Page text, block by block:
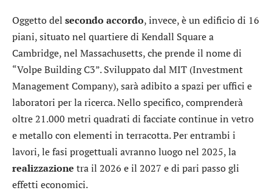
Oggetto del secondo accordo, invece, è un edificio di 16
piani, situato nel quartiere di Kendall Square a
Cambridge, nel Massachusetts, che prende il nome di
“Volpe Building C3”. Sviluppato dal MIT (Investment
Management Company), sarà adibito a spazi per uffici e
laboratori per la ricerca. Nello specifico, comprenderà
oltre 21.000 metri quadrati di facciate continue in vetro
e metallo con elementi in terracotta. Per entrambi i
lavori, le fasi progettuali avranno luogo nel 2025, la
realizzazione tra il 2026 e il 2027 e di pari passo gli
effetti economici.